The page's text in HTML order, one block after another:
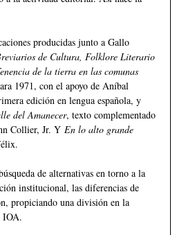
producidas junto a Gallo
de Cultura, Folklore Literario
de la tierra en las comunas
1971, con el apoyo de Aníbal
edición en lengua española, y
del Amanecer, texto complementado
Collier, Jr. Y En lo alto grande
de alternativas en torno a la
institucional, las diferencias de
propiciando una división en la
IOA.